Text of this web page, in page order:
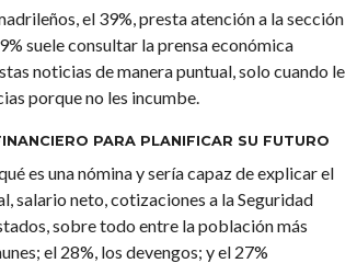
el 39%, presta atención a la sección
suele consultar la prensa económica
noticias de manera puntual, solo cuando le
porque no les incumbe.
PARA PLANIFICAR SU FUTURO
es una nómina y sería capaz de explicar el
salario neto, cotizaciones a la Seguridad
sobre todo entre la población más
el 28%, los devengos; y el 27%